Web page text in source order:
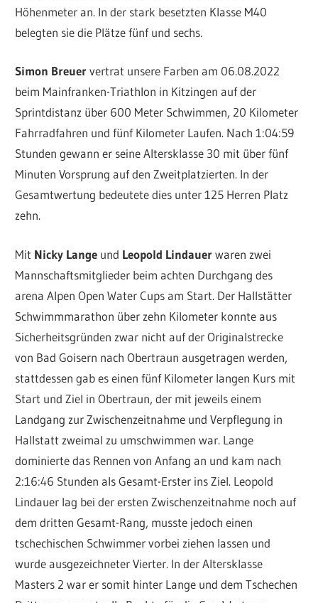
Höhenmeter an. In der stark besetzten Klasse M40
belegten sie die Plätze fünf und sechs.
Simon Breuervertrat unsere Farben am 06.08.2022
beim Mainfranken-Triathlon in Kitzingen auf der
Sprintdistanz über 600 Meter Schwimmen, 20 Kilometer
Fahrradfahren und fünf Kilometer Laufen. Nach 1:04:59
Stunden gewann er seine Altersklasse 30 mit über fünf
Minuten Vorsprung auf den Zweitplatzierten. In der
Gesamtwertung bedeutete dies unter 125 Herren Platz
zehn.
Mit Nicky Lange und Leopold Lindauerwaren zwei
Mannschaftsmitglieder beim achten Durchgang des
arena Alpen Open Water Cups am Start. Der Hallstätter
Schwimmmarathon über zehn Kilometer konnte aus
Sicherheitsgründen zwar nicht auf der Originalstrecke
von Bad Goisern nach Obertraun ausgetragen werden,
stattdessen gab es einen fünf Kilometer langen Kurs mit
Start und Ziel in Obertraun, der mit jeweils einem
Landgang zur Zwischenzeitnahme und Verpflegung in
Hallstatt zweimal zu umschwimmen war. Lange
dominierte das Rennen von Anfang an und kam nach
2:16:46 Stunden als Gesamt-Erster ins Ziel. Leopold
Lindauer lag bei der ersten Zwischenzeitnahme noch auf
dem dritten Gesamt-Rang, musste jedoch einen
tschechischen Schwimmer vorbei ziehen lassen und
wurde ausgezeichneter Vierter. In der Altersklasse
Masters 2 war er somit hinter Lange und dem Tschechen